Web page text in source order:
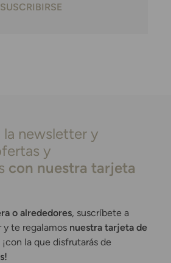
SUSCRIBIRSE
la newsletter y
y
con nuestra tarjeta
o alrededores, suscríbete a
te regalamos nuestra tarjeta de
¡con la que disfrutarás de